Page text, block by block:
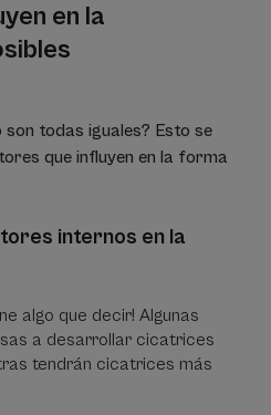
en la
todas iguales? Esto se
que influyen en la forma
internos en la
algo que decir! Algunas
a desarrollar cicatrices
tendrán cicatrices más